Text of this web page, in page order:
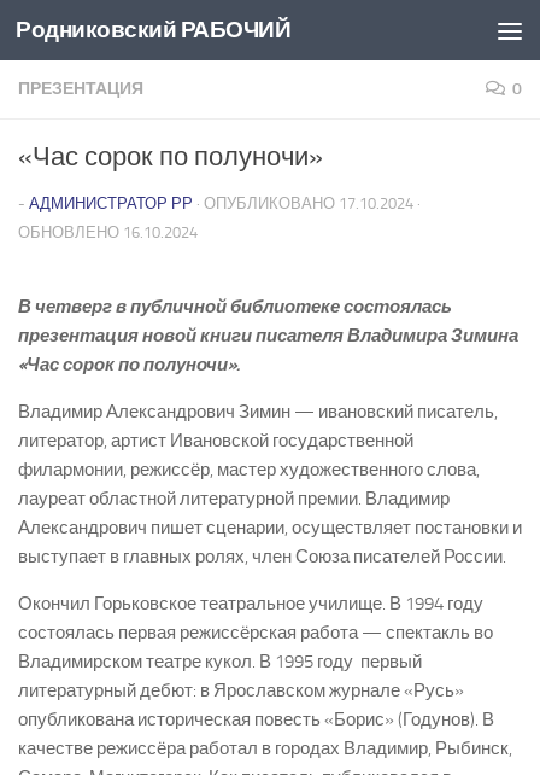
Перейти к содержимому
Родниковский РАБОЧИЙ
ПРЕЗЕНТАЦИЯ 0
«Час сорок по полуночи»
- АДМИНИСТРАТОР РР · ОПУБЛИКОВАНО 17.10.2024 ·
ОБНОВЛЕНО 16.10.2024
В четверг в публичной библиотеке состоялась
презентация новой книги писателя Владимира Зимина
«Час сорок по полуночи».
Владимир Александрович Зимин — ивановский писатель,
литератор, артист Ивановской государственной
филармонии, режиссёр, мастер художественного слова,
лауреат областной литературной премии. Владимир
Александрович пишет сценарии, осуществляет постановки и
выступает в главных ролях, член Союза писателей России.
Окончил Горьковское театральное училище. В 1994 году
состоялась первая режиссёрская работа — спектакль во
Владимирском театре кукол. В 1995 году ­ первый
литературный дебют: в Ярославском журнале «Русь»
опубликована историческая повесть «Борис» (Годунов). В
качестве режиссёра работал в городах Владимир, Рыбинск,